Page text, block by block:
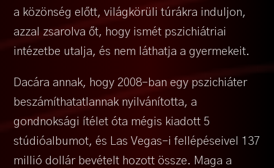
a közönség előtt, világkörüli túrákra induljon,
azzal zsarolva őt, hogy ismét pszichiátriai
intézetbe utalja, és nem láthatja a gyermekeit.
Dacára annak, hogy 2008-ban egy pszichiáter
beszámíthatatlannak nyilvánította, a
gondnoksági ítélet óta mégis kiadott 5
stúdióalbumot, és Las Vegas-i fellépéseivel 137
millió dollár bevételt hozott össze. Maga a